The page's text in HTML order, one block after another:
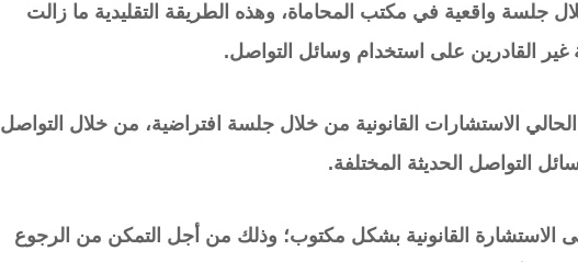
جلسة واقعية في مكتب المحاماة، وهذه الطريقة التقليدية ما زالت
القادرين على استخدام وسائل التواصل.
الاستشارات القانونية من خلال جلسة افتراضية، من خلال التواصل
التواصل الحديثة المختلفة.
الاستشارة القانونية بشكل مكتوب؛ وذلك من أجل التمكن من الرجوع